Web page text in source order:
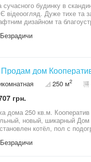
будинку в
відеоогляд. Дуже тихе та
дизайном та
з мінімальними витратами
дом
250 м2
грн.
Кооператив Энергетик. Обуховское направление, район
новый, шикарный
котёл, пол с подогревом. Шикарные
озеро, минута пешком и